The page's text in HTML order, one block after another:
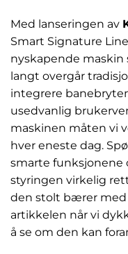
Med lanseringen av
Smart Signature
nyskapende maskin
langt overgår
integrere
usedvanlig
maskinen måten vi
hver eneste dag.
smarte funksjonene
styringen virkelig
den stolt bærer med
artikkelen når vi
å se om den kan